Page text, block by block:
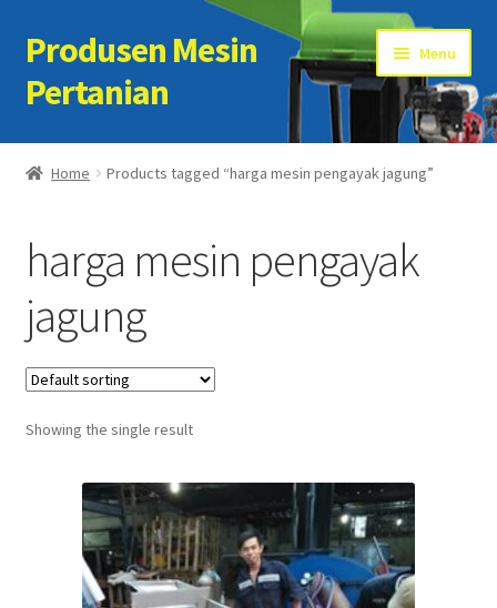
Skip
to
navigation
Skip
to
content
Produsen Mesin
Pertanian
Menu
Home
Cart
Checkout
Kontak Kami
My account
Sample Page
Home Products tagged “harga mesin pengayak jagung”
harga mesin pengayak
jagung
Showing the single result